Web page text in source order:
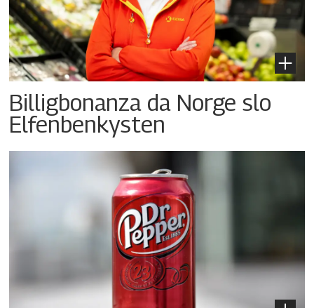
Billigbonanza da Norge slo
Elfenbenkysten